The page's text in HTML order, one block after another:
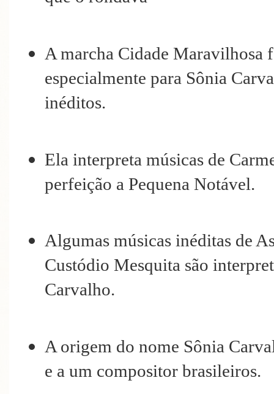
A marcha Cidade
especialmente para Sônia
inéditos.
Ela interpreta músicas de
perfeição a Pequena Notável.
Algumas músicas inéditas de
Custódio Mesquita são
Carvalho.
A origem do nome Sônia
e a um compositor brasileiros.